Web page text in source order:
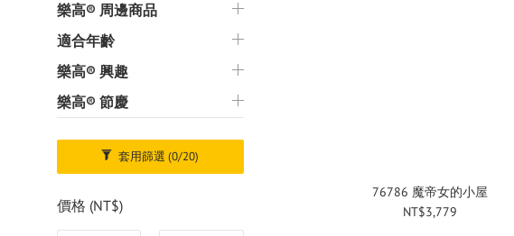
樂高® 周邊商品
適合年齡
樂高® 興趣
樂高® 節慶
套用篩選(0/20)
價格 (NT$)
76786 魔帝女的小屋
NT$3,779